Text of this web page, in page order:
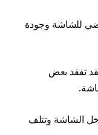
للشاشة وجودة
تفقد بعض
الشاشة وتتلف